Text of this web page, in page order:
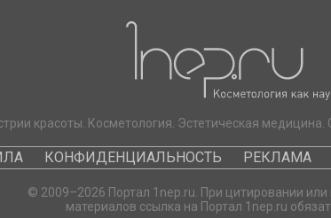
красоты. Косметология. Эстетическая
КОНФИДЕНЦИАЛЬНОСТЬ РЕКЛАМА
© 2009–2026 Портал 1nep.ru. При цитировании или
материалов ссылка на Портал 1nep.ru